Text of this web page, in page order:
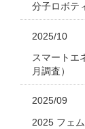
分子ロボテ
2025/10
スマートエ
月調査）
2025/09
2025 フェ